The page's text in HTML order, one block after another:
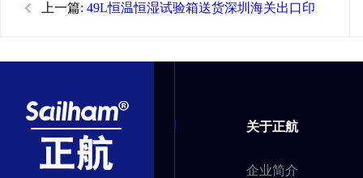
上一篇: 49L恒温恒湿试验箱送货深圳海关出口印
尼
关于正航
企业简介